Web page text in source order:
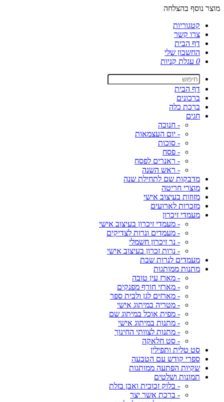
מוצר נוסף בהצלחה
קטגוריות
צרו קשר
דף הבית
החשבון שלי
0 עגלת קניות
דף הבית
ברכונים
ברכת כלה
חגים
- חנוכה
- יום העצמאות
- סוכות
- פסח
- ראנרים לפסח
- ראש השנה
מדבקות שם לתחילת שנה
מוצרי חריטה
מזוזות בעיצוב אישי
מזכרות לארועים
מעמדי זיכרון
- מעמדי זיכרון בעיצוב אישי
- מעמדים ונרות לצדיקים
- נר זיכרון חשמלי
- נרות זכרון בעיצוב אישי
מעמדים לנרות שבת
מתנות ממותגות
- מארז עין טובה
- מארזי חורף מפנקים
- מארזים לגן ולבית ספר
- מטריה במיתוג אישי
- מפית אוכל במיתוג שם
- מתנות במיתוג אישי
- מתנות לצוותי החינוך
- סט חלאקה
סט טלית ותפילין
ספרי קודש עם הטבעה
שקיות הפתעה ממותגות
תמונות ושלטים
- בלוק זכוכית ואבן בזלת
- ברכת אשר יצר